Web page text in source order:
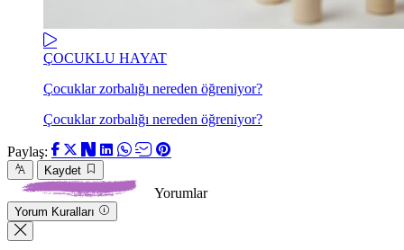
ÇOCUKLU HAYAT
Çocuklar zorbalığı nereden öğreniyor?
Çocuklar zorbalığı nereden öğreniyor?
Paylaş:
Kaydet
Yorumlar
Yorum Kuralları